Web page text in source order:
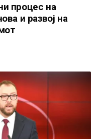
процес на
и развој на